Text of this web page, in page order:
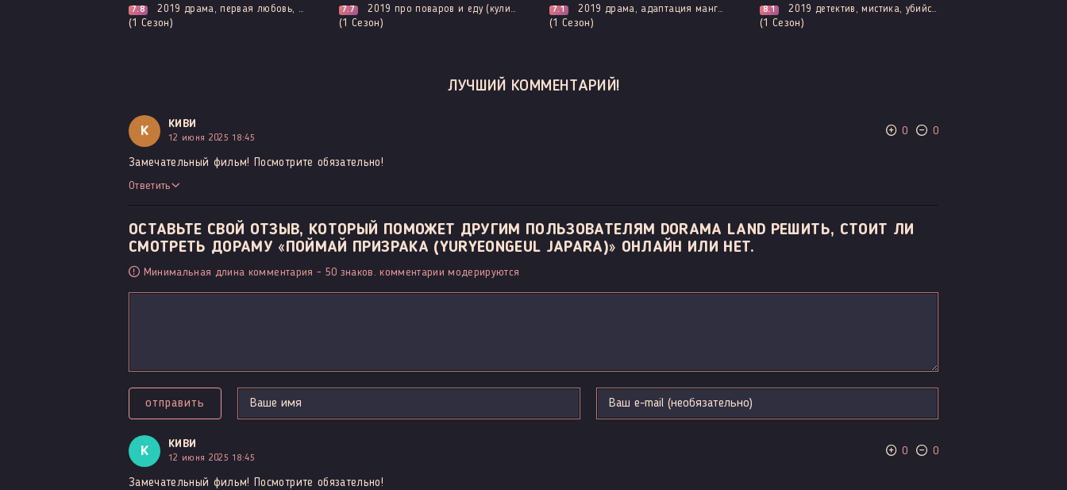
7.8 2019 драма, первая любовь, комедия, мелодрама, повседневность, романтика, про школу и школьников
(1 Сезон)
7.7 2019 про поваров и еду (кулинария), комедия, мелодрама, романтика, про призраков, демонов и сверхъестественное, фэнтези
(1 Сезон)
7.1 2019 драма, адаптация манги, мелодрама, романтика
(1 Сезон)
8.1 2019 детектив, мистика, убийство, криминал, расследование, романтика, смерть
(1 Сезон)
ЛУЧШИЙ КОММЕНТАРИЙ!
К КИВИ
12 июня 2025 18:45
0 0
Замечательный фильм! Посмотрите обязательно!
Ответить
ОСТАВЬТЕ СВОЙ ОТЗЫВ, КОТОРЫЙ ПОМОЖЕТ ДРУГИМ ПОЛЬЗОВАТЕЛЯМ DORAMA LAND РЕШИТЬ, СТОИТ ЛИ
СМОТРЕТЬ ДОРАМУ «ПОЙМАЙ ПРИЗРАКА (YURYEONGEUL JAPARA)» ОНЛАЙН ИЛИ НЕТ.
Минимальная длина комментария - 50 знаков. комментарии модерируются
отправить
К КИВИ
12 июня 2025 18:45
0 0
Замечательный фильм! Посмотрите обязательно!